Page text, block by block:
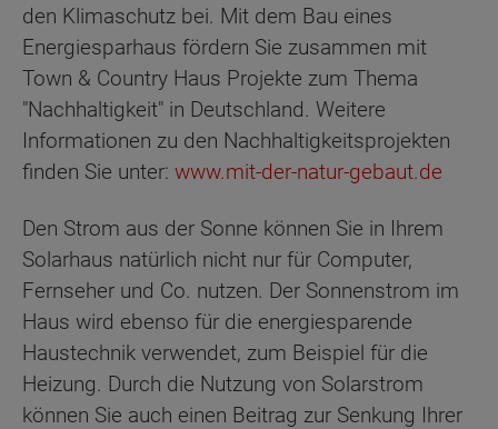
den Klimaschutz bei. Mit dem Bau eines
Energiesparhaus fördern Sie zusammen mit
Town & Country Haus Projekte zum Thema
"Nachhaltigkeit" in Deutschland. Weitere
Informationen zu den Nachhaltigkeitsprojekten
finden Sie unter: www.mit-der-natur-gebaut.de
Den Strom aus der Sonne können Sie in Ihrem
Solarhaus natürlich nicht nur für Computer,
Fernseher und Co. nutzen. Der Sonnenstrom im
Haus wird ebenso für die energiesparende
Haustechnik verwendet, zum Beispiel für die
Heizung. Durch die Nutzung von Solarstrom
können Sie auch einen Beitrag zur Senkung Ihrer